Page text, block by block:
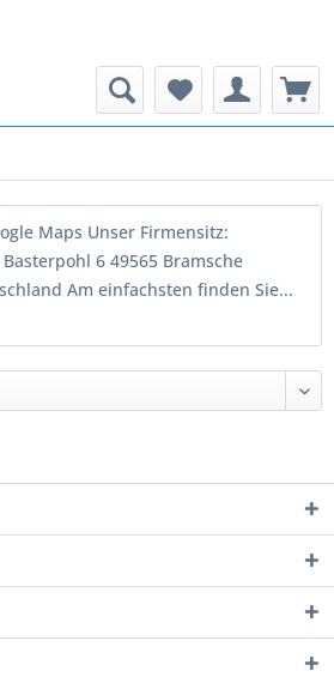
Maps Unser Firmensitz:
6 49565 Bramsche
Am einfachsten finden Sie...